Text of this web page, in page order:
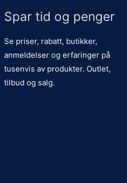
Spar tid og penger
Se priser, rabatt, butikker,
anmeldelser og erfaringer på
tusenvis av produkter. Outlet,
tilbud og salg.